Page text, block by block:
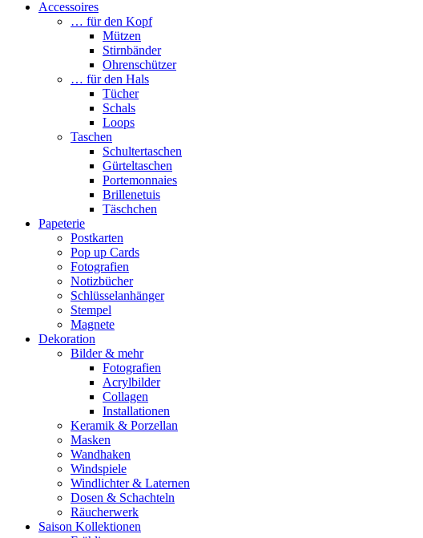
Accessoires
… für den Kopf
Mützen
Stirnbänder
Ohrenschützer
… für den Hals
Tücher
Schals
Loops
Taschen
Schultertaschen
Gürteltaschen
Portemonnaies
Brillenetuis
Täschchen
Papeterie
Postkarten
Pop up Cards
Fotografien
Notizbücher
Schlüsselanhänger
Stempel
Magnete
Dekoration
Bilder & mehr
Fotografien
Acrylbilder
Collagen
Installationen
Keramik & Porzellan
Masken
Wandhaken
Windspiele
Windlichter & Laternen
Dosen & Schachteln
Räucherwerk
Saison Kollektionen